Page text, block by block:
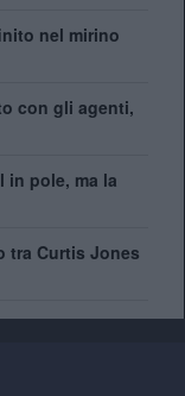
nel mirino
con gli agenti,
in pole, ma la
tra Curtis Jones